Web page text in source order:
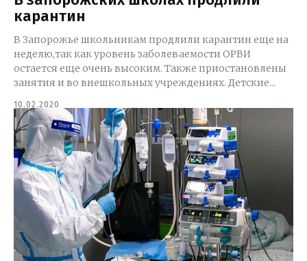
карантин
В Запорожье школьникам продлили карантин еще на
неделю,так как уровень заболеваемости ОРВИ
остается еще очень высоким. Также приостановлены
занятия и во внешкольных учреждениях. Детские...
10.02.2020